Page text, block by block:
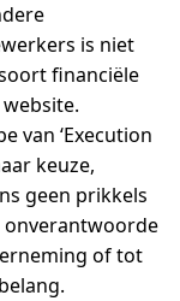
is niet
financiële
van ‘Execution
keuze,
geen prikkels
onverantwoorde
of tot